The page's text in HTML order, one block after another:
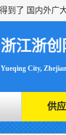
浙江浙创
Yueqing City,
供